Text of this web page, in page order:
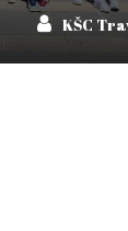
KŠC